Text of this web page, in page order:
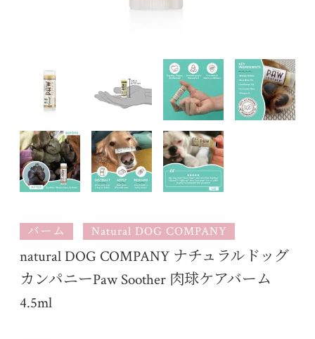
バーム Natural DOG COMPANY
natural DOG COMPANY ナチュラルドッグ
カンパニーPaw Soother 肉球ケアバーム
4.5ml